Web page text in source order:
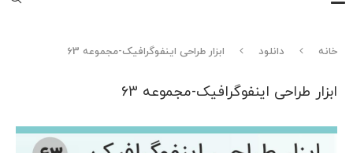
خانه دانلود ابزار طراحی اینفوگرافیک-مجموعه 63
ابزار طراحی اینفوگرافیک-مجموعه 63